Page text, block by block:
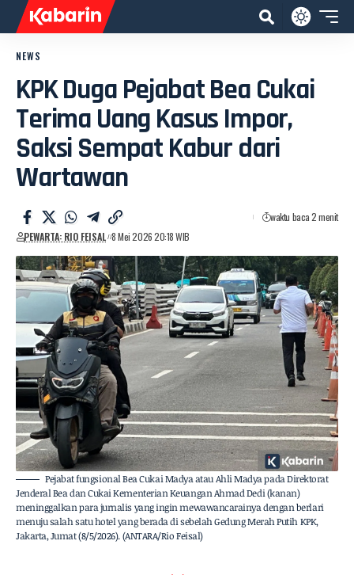
NEWS
KPK Duga Pejabat Bea Cukai
Terima Uang Kasus Impor,
Saksi Sempat Kabur dari
Wartawan
PEWARTA: RIO FEISAL 8 Mei 2026 20:18 WIB
waktu baca 2 menit
Pejabat fungsional Bea Cukai Madya atau Ahli Madya pada Direktorat
Jenderal Bea dan Cukai Kementerian Keuangan Ahmad Dedi (kanan)
meninggalkan para jurnalis yang ingin mewawancarainya dengan berlari
menuju salah satu hotel yang berada di sebelah Gedung Merah Putih KPK,
Jakarta, Jumat (8/5/2026). (ANTARA/Rio Feisal)